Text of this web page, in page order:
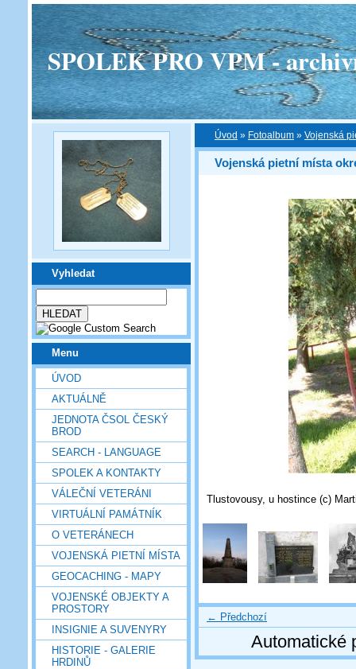
SPOLEK PRO VPM -
Vyhledat
Menu
ÚVOD
AKTUÁLNĚ
JEDNOTA ČSOL ČESKÝ
BROD
SEARCH - LANGUAGE
SPOLEK A KONTAKTY
VÁLEČNÍ VETERÁNI
VIRTUÁLNÍ PAMÁTNÍK
O VETERÁNECH
VOJENSKÁ PIETNÍ MÍSTA
GEOCACHING - MAPY
VOJENSKÉ OBJEKTY A
PROSTORY
INSIGNIE A SUVENYRY
HISTORIE - GALERIE
HRDINŮ
Úvod » Fotoalbum » Vojenská
Vojenská pietní místa
Tlustovousy, u hostince (c)
← Předchozí
Automatické